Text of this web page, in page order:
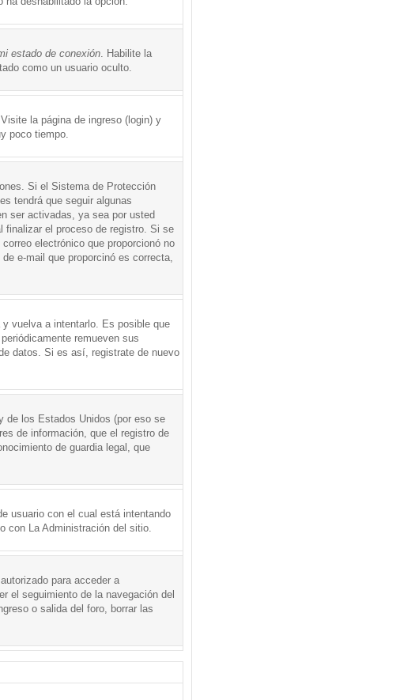
estado de conexión. Habilite la
como un usuario oculto.
la página de ingreso (login) y
poco tiempo.
Si el Sistema de Protección
tendrá que seguir algunas
ser activadas, ya sea por usted
finalizar el proceso de registro. Si se
electrónico que proporcionó no
e-mail que proporcinó es correcta,
vuelva a intentarlo. Es posible que
remueven sus
datos. Si es así, registrate de nuevo
de los Estados Unidos (por eso se
de información, que el registro de
de guardia legal, que
usuario con el cual está intentando
con La Administración del sitio.
para acceder a
el seguimiento de la navegación del
o salida del foro, borrar las